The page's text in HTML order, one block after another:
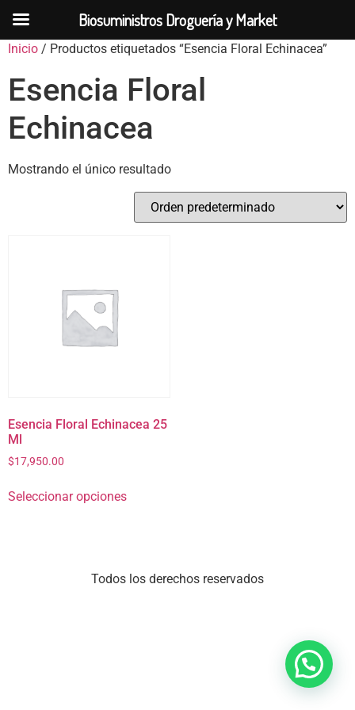
Inicio / Productos etiquetados “Esencia Floral Echinacea”
Esencia Floral
Echinacea
Mostrando el único resultado
Esencia Floral Echinacea 25
Ml
$17,950.00
Seleccionar opciones
Todos los derechos reservados
Biosuministros Droguería y Market